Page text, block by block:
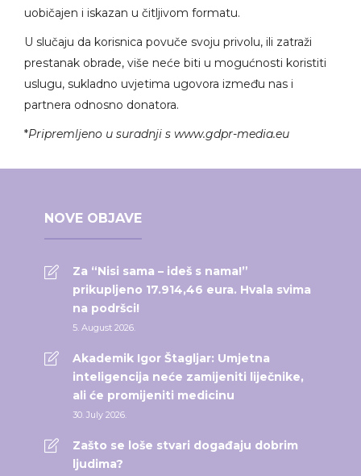
uobičajen i iskazan u čitljivom formatu.
U slučaju da korisnica povuče svoju privolu, ili zatraži
prestanak obrade, više neće biti u mogućnosti koristiti
uslugu, sukladno uvjetima ugovora između nas i
partnera odnosno donatora.
*Pripremljeno u suradnji s www.gdpr-media.eu
NOVE OBJAVE
Za “Nisi sama – ideš s nama!”
prikupljeno 17.914,46 eura. Hvala svima
na podršci!
5. August 2026.
Akademik Igor Štagljar: Umjetna
inteligencija neće zamijeniti liječnike,
ali će promijeniti medicinu
30. July 2026.
Zašto se loše stvari događaju dobrim
ljudima?